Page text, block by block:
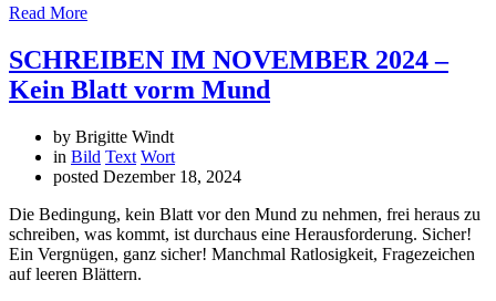
Read More
SCHREIBEN IM NOVEMBER 2024 –
Kein Blatt vorm Mund
by Brigitte Windt
in Bild Text Wort
posted Dezember 18, 2024
Die Bedingung, kein Blatt vor den Mund zu nehmen, frei heraus zu
schreiben, was kommt, ist durchaus eine Herausforderung. Sicher!
Ein Vergnügen, ganz sicher! Manchmal Ratlosigkeit, Fragezeichen
auf leeren Blättern.